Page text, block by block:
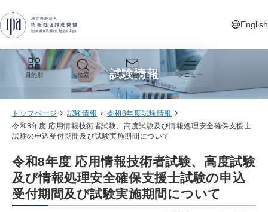
English
新しいタ
目的別 検索 お問い合わせ メニュー
試験情報
トップページ 試験情報
令和8年度試験情報
令和8年度 応用情報技術者試験、高度試験及び情報処理安全確保支援士
試験の申込受付期間及び試験実施期間について
令和8年度 応用情報技術者試験、高度試験
及び情報処理安全確保支援士試験の申込
受付期間及び試験実施期間について